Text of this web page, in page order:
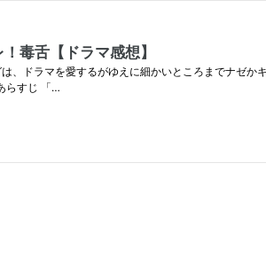
毒舌【ドラマ感想】
ドラマを愛するがゆえに細かいところまでナゼ
らすじ 「…